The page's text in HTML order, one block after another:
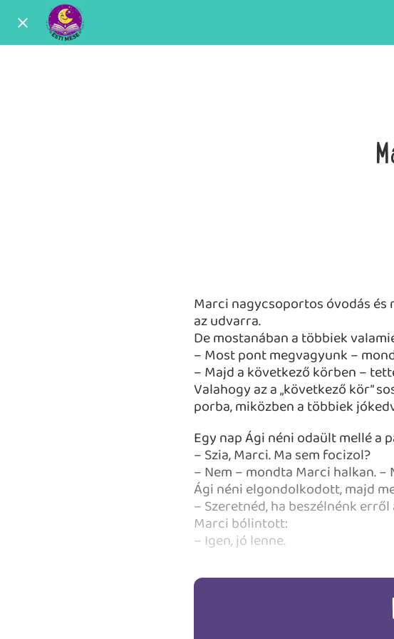
Marci nagycsoportos óvodás és
az udvarra.
De mostanában a többiek
– Most pont megvagyunk –
– Majd a következő körben –
Valahogy az a „következő kör”
porba, miközben a többiek
Egy nap Ági néni odaült mellé a
– Szia, Marci. Ma sem focizol?
– Nem – mondta Marci halkan. –
Ági néni elgondolkodott, majd
– Szeretnéd, ha beszélnénk
Marci bólintott:
– Igen, jó lenne.